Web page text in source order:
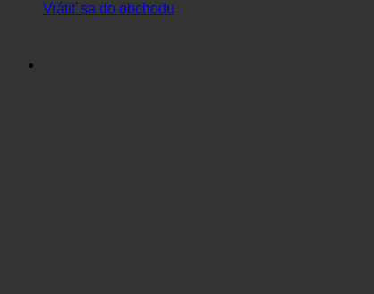
Vrátiť sa do obchodu